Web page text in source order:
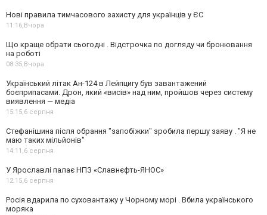
Нові правила тимчасового захисту для українців у ЄС
11:16,Вчора
Що краще обрати сьогодні . Відстрочка по догляду чи бронювання
на роботі
08:35,Вчора
Український літак Ан-124 в Лейпцигу був завантажений
боєприпасами. Дрон, який «висів» над ним, пройшов через систему
виявлення — медіа
15:15,6 серпня
Стефанішина після обрання "запобіжки" зробила першу заяву . "Я не
маю таких мільйонів"
14:11,6 серпня
У Ярославлі палає НПЗ «Славнєфть-ЯНОС»
12:15,6 серпня
Росія вдарила по суховантажу у Чорному морі . Вбила українського
моряка